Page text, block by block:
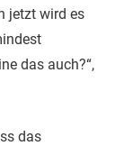
jetzt wird es
das auch?“,
das